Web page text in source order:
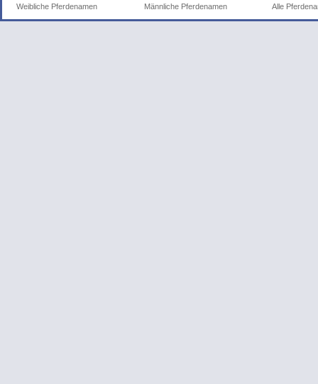
Weibliche Pferdenamen Männliche Pferdenamen Alle